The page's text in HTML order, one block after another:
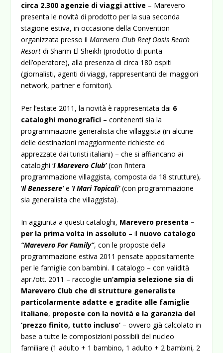
circa 2.300 agenzie di viaggi attive – Marevero
presenta le novità di prodotto per la sua seconda
stagione estiva, in occasione della Convention
organizzata presso ilMarevero Club Reef Oasis Beach
Resort di Sharm El Sheikh (prodotto di punta
dell’operatore), alla presenza di circa 180 ospiti
(giornalisti, agenti di viaggi, rappresentanti dei maggiori
network, partner e fornitori).
Per l’estate 2011, la novità è rappresentata dai 6
cataloghi monografici – contenenti sia la
programmazione generalista che villaggista (in alcune
delle destinazioni maggiormente richieste ed
apprezzate dai turisti italiani) – che si affiancano ai
cataloghi ‘I Marevero Club’(con l’intera
programmazione villaggista, composta da 18 strutture),
‘Il Benessere’e ‘I Mari Topicali’(con programmazione
sia generalista che villaggista).
In aggiunta a questi cataloghi, Marevero presenta –
per la prima volta in assoluto – il nuovo catalogo
“Marevero For Family”, con le proposte della
programmazione estiva 2011 pensate appositamente
per le famiglie con bambini. Il catalogo – con validità
apr./ott. 2011 – raccoglie un’ampia selezione sia di
Marevero Club che di strutture generaliste
particolarmente adatte e gradite alle famiglie
italiane, proposte con la novità e la garanzia del
‘prezzo finito, tutto incluso’ – ovvero già calcolato in
base a tutte le composizioni possibili del nucleo
familiare (1 adulto + 1 bambino, 1 adulto + 2 bambini, 2